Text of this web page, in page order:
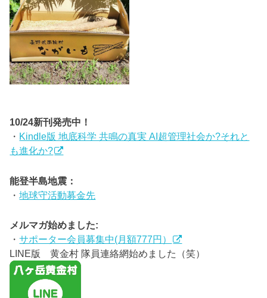
10/24新刊発売中！
・ Kindle版 地底科学 共鳴の真実 AI超管理社会か?それと
も進化か?
能登半島地震：
・地球守活動募金先
メルマガ始めました:
・サポーター会員募集中(月額777円）
LINE版 黄金村 隊員連絡網始めました（笑）